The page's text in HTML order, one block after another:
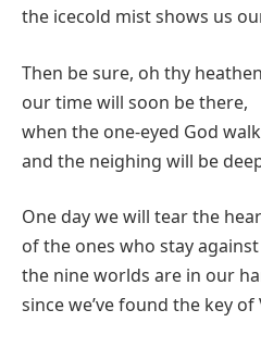
the icecold mist shows us
Then be sure, oh thy
our time will soon be there,
when the one-eyed God
and the neighing will be
One day we will tear the
of the ones who stay against
the nine worlds are in our
since we’ve found the key of